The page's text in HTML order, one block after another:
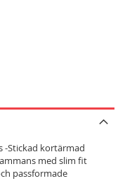
-Stickad kortärmad
med slim fit
passformade